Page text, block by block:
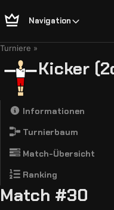
Navigation
Turniere
Kicker
Informationen
Turnierbaum
Match-Übersicht
Ranking
Match #30